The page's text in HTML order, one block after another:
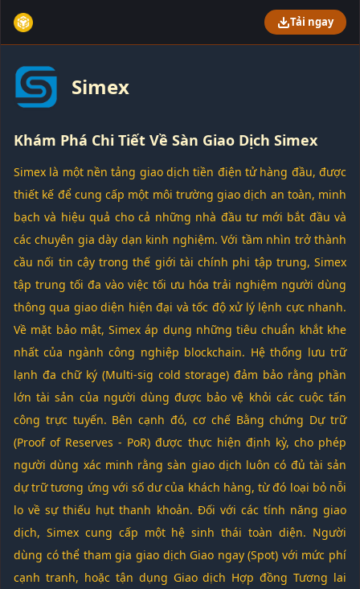
Tải ngay
Simex
Khám Phá Chi Tiết Về Sàn Giao Dịch Simex
Simex là một nền tảng giao dịch tiền điện tử hàng đầu, được
thiết kế để cung cấp một môi trường giao dịch an toàn, minh
bạch và hiệu quả cho cả những nhà đầu tư mới bắt đầu và
các chuyên gia dày dạn kinh nghiệm. Với tầm nhìn trở thành
cầu nối tin cậy trong thế giới tài chính phi tập trung, Simex
tập trung tối đa vào việc tối ưu hóa trải nghiệm người dùng
thông qua giao diện hiện đại và tốc độ xử lý lệnh cực nhanh.
Về mặt bảo mật, Simex áp dụng những tiêu chuẩn khắt khe
nhất của ngành công nghiệp blockchain. Hệ thống lưu trữ
lạnh đa chữ ký (Multi-sig cold storage) đảm bảo rằng phần
lớn tài sản của người dùng được bảo vệ khỏi các cuộc tấn
công trực tuyến. Bên cạnh đó, cơ chế Bằng chứng Dự trữ
(Proof of Reserves - PoR) được thực hiện định kỳ, cho phép
người dùng xác minh rằng sàn giao dịch luôn có đủ tài sản
dự trữ tương ứng với số dư của khách hàng, từ đó loại bỏ nỗi
lo về sự thiếu hụt thanh khoản. Đối với các tính năng giao
dịch, Simex cung cấp một hệ sinh thái toàn diện. Người
dùng có thể tham gia giao dịch Giao ngay (Spot) với mức phí
cạnh tranh, hoặc tận dụng Giao dịch Hợp đồng Tương lai